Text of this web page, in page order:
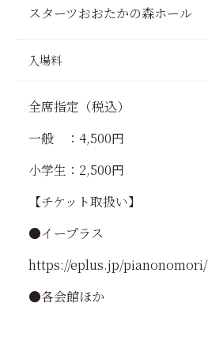
スターツおおたかの森ホール
入場料
全席指定（税込）
一般 ：4,500円
小学生：2,500円
【チケット取扱い】
●イープラス
https://eplus.jp/pianonomori/
●各会館ほか